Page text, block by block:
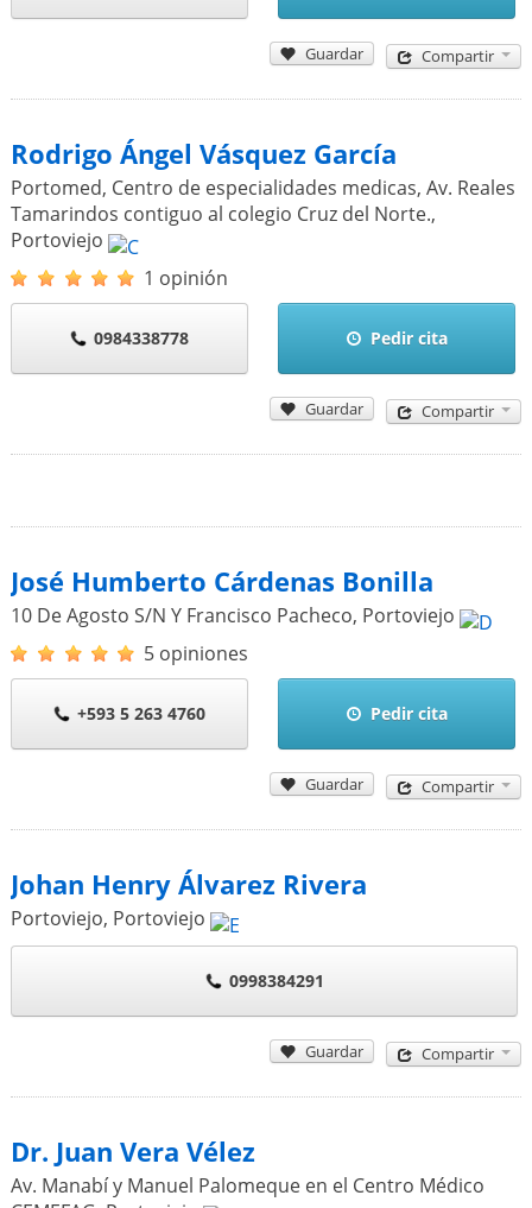
Guardar Compartir
Rodrigo Ángel Vásquez García
Portomed, Centro de especialidades medicas, Av. Reales
Tamarindos contiguo al colegio Cruz del Norte.,
Portoviejo
1 opinión
0984338778 Pedir cita
Guardar Compartir
José Humberto Cárdenas Bonilla
10 De Agosto S/N Y Francisco Pacheco, Portoviejo
5 opiniones
+593 5 263 4760 Pedir cita
Guardar Compartir
Johan Henry Álvarez Rivera
Portoviejo, Portoviejo
0998384291
Guardar Compartir
Dr. Juan Vera Vélez
Av. Manabí y Manuel Palomeque en el Centro Médico